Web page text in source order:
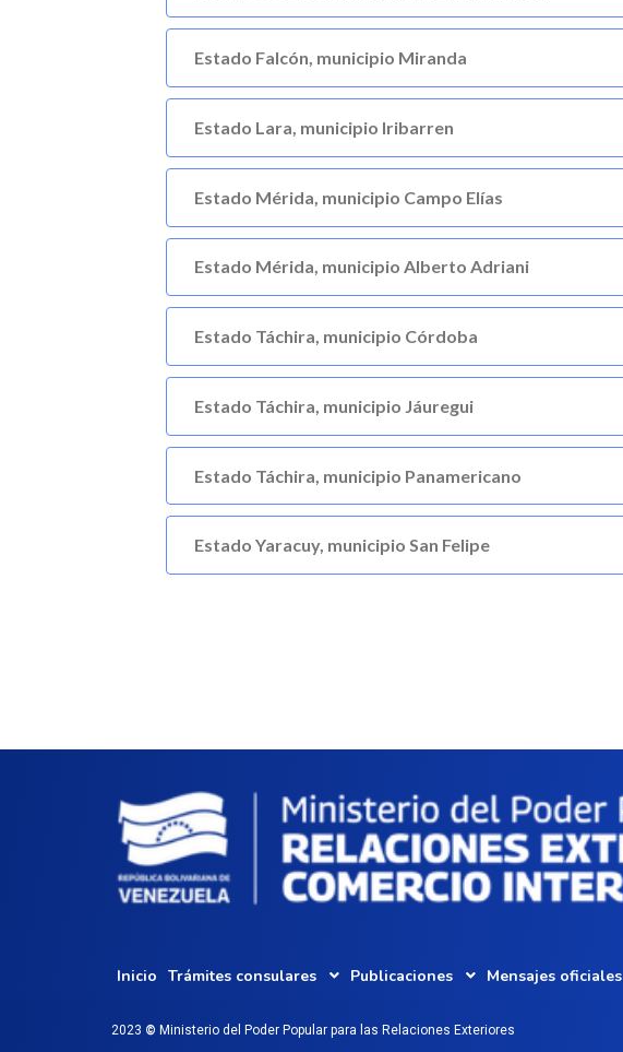
Estado Falcón, municipio Miranda
Estado Lara, municipio Iribarren
Estado Mérida, municipio Campo Elías
Estado Mérida, municipio Alberto Adriani
Estado Táchira, municipio Córdoba
Estado Táchira, municipio Jáuregui
Estado Táchira, municipio Panamericano
Estado Yaracuy, municipio San Felipe
Inicio Trámites consulares Publicaciones Mensajes oficiales
2023 © Ministerio del Poder Popular para las Relaciones Exteriores